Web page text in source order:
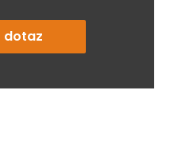
dotaz